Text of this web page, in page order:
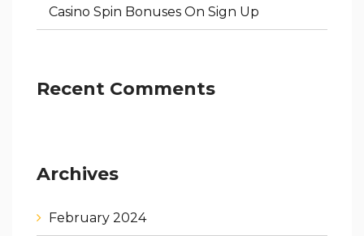
Casino Spin Bonuses On Sign Up
Recent Comments
Archives
February 2024